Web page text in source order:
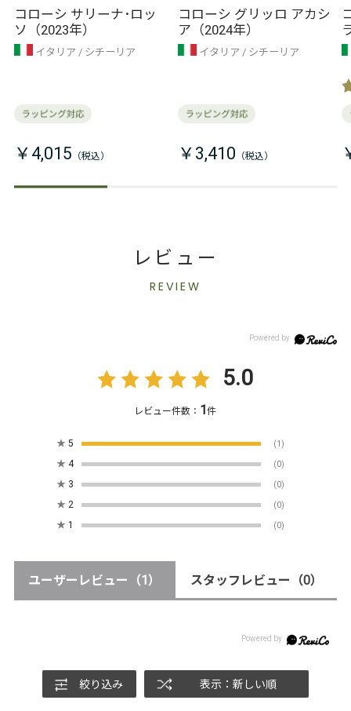
コローシ サリーナ･ロッ
ソ（2023年）
イタリア シチーリア
￥4,015
コローシ グリッロ アカシ
ア（2024年）
イタリア シチーリア
￥3,410
レビュー
REVIEW
5.0
レビュー件数： 1件
★ 5 (1)
★ 4 (0)
★ 3 (0)
★ 2 (0)
★ 1 (0)
ユーザーレビュー （1） スタッフレビュー （0）
絞り込み 表示：新しい順